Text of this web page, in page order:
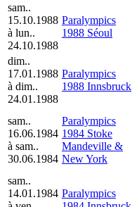
sam..
15.10.1988
à lun..
24.10.1988
Paralympics
1988 Séoul
dim..
17.01.1988
à dim..
24.01.1988
Paralympics
1988 Innsbruck
sam..
16.06.1984
à sam..
30.06.1984
Paralympics
1984 Stoke
Mandeville &
New York
sam..
14.01.1984 Paralympics